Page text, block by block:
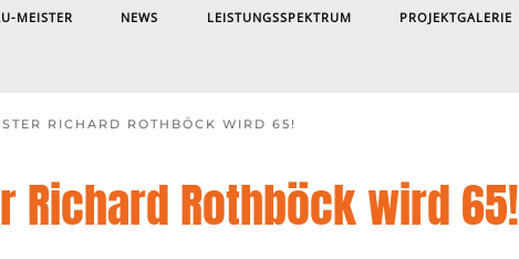
MEISTER NEWS LEISTUNGSSPEKTRUM PROJEKTGALERIE
RICHARD ROTHBÖCK WIRD 65!
Richard Rothböck wird 65!